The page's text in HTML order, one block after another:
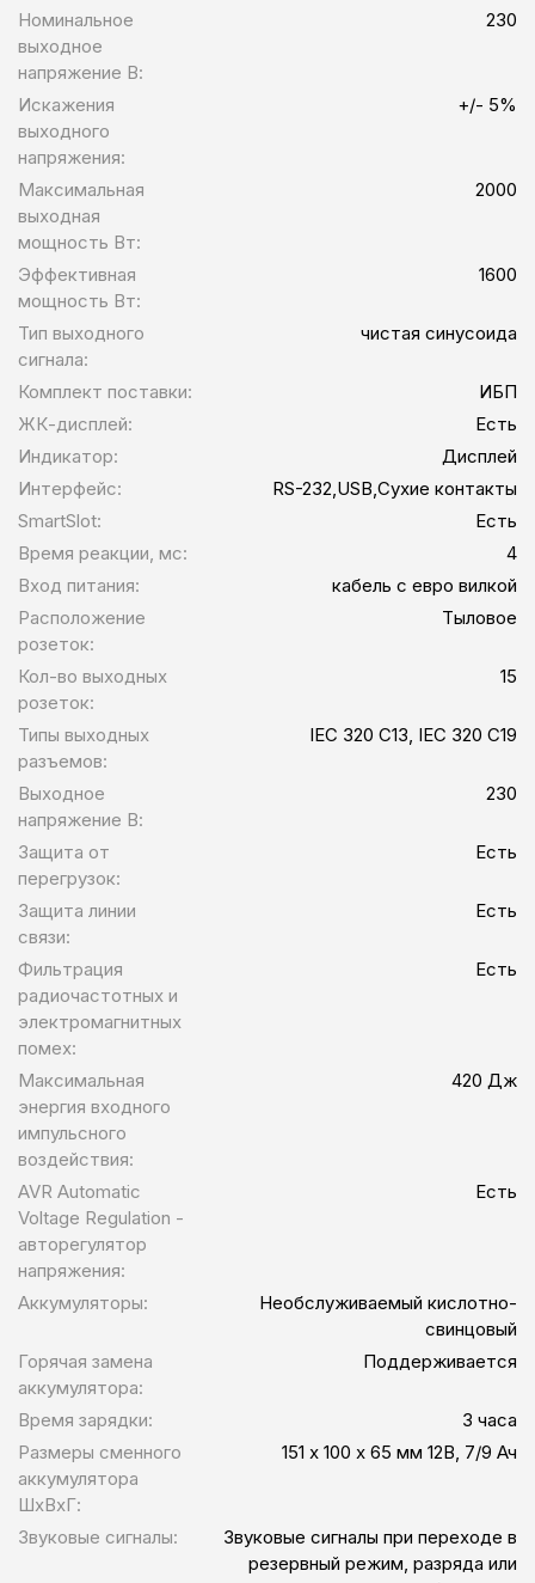
Номинальное
выходное
напряжение В:
230
Искажения
выходного
напряжения:
+/- 5%
Максимальная
выходная
мощность Вт:
2000
Эффективная
мощность Вт:
1600
Тип выходного
сигнала:
чистая синусоида
Комплект поставки:
ИБП
ЖК-дисплей:
Есть
Индикатор:
Дисплей
Интерфейс:
RS-232,USB,Сухие контакты
SmartSlot:
Есть
Время реакции, мс:
4
Вход питания:
кабель с евро вилкой
Расположение
розеток:
Тыловое
Кол-во выходных
розеток:
15
Типы выходных
разъемов:
IEC 320 C13, IEC 320 C19
Выходное
напряжение В:
230
Защита от
перегрузок:
Есть
Защита линии
связи:
Есть
Фильтрация
радиочастотных и
электромагнитных
помех:
Есть
Максимальная
энергия входного
импульсного
воздействия:
420 Дж
AVR Automatic
Voltage Regulation -
авторегулятор
напряжения:
Есть
Аккумуляторы:
Необслуживаемый кислотно-
свинцовый
Горячая замена
аккумулятора:
Поддерживается
Время зарядки:
3 часа
Размеры сменного
аккумулятора
ШхВхГ:
151 х 100 х 65 мм 12В, 7/9 Ач
Звуковые сигналы:
Звуковые сигналы при переходе в
резервный режим, разряда или